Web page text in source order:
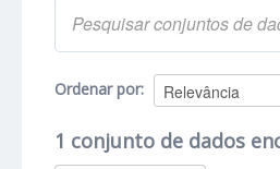
Ordenar por
1 conjunto de dados